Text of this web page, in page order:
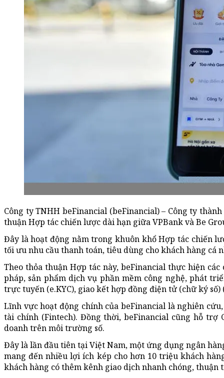
Công ty TNHH beFinancial (beFinancial) – Công ty
thuận Hợp tác chiến lược dài hạn giữa VPBank và Be
Đây là hoạt động nằm trong khuôn khổ Hợp tác chiến
tối ưu nhu cầu thanh toán, tiêu dùng cho khách hàng cá
Theo thỏa thuận Hợp tác này, beFinancial thực hiện
pháp, sản phẩm dịch vụ phần mềm công nghệ, phát
trực tuyến (e.KYC), giao kết hợp đồng điện tử (chữ ký
Lĩnh vực hoạt động chính của beFinancial là nghiên
tài chính (Fintech). Đồng thời, beFinancial cũng hỗ
doanh trên môi trường số.
Đây là lần đầu tiên tại Việt Nam, một ứng dụng ngân
mang đến nhiều lợi ích kép cho hơn 10 triệu khách
khách hàng có thêm kênh giao dịch nhanh chóng,